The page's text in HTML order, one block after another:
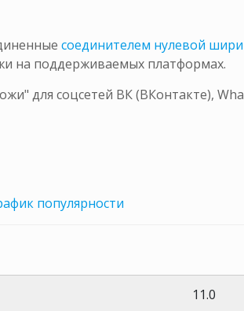
соединителем нулевой
на поддерживаемых платформах.
для соцсетей ВК (ВКонтакте),
популярности
11.0